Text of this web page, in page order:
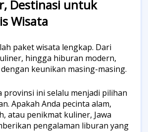
Destinasi untuk
Wisata
paket wisata lengkap. Dari
hingga hiburan modern,
keunikan masing-masing.
provinsi ini selalu menjadi pilihan
Apakah Anda pecinta alam,
atau penikmat kuliner, Jawa
pengalaman liburan yang